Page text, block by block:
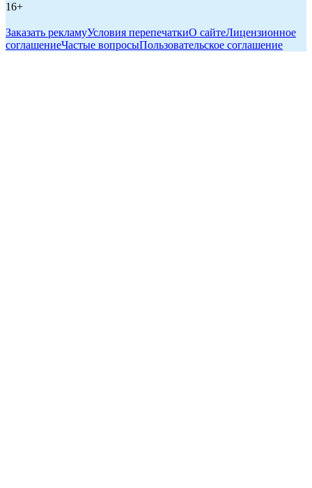
16+
Заказать рекламуУсловия перепечаткиО сайтеЛицензионное
соглашениеЧастые вопросыПользовательское соглашение